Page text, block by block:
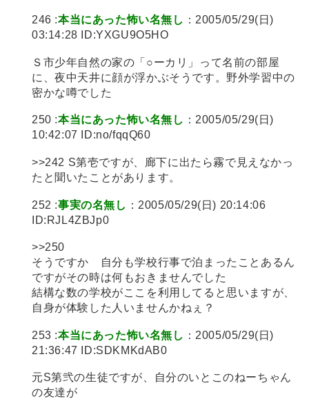
246 :本当にあった怖い名無し ：2005/05/29(日)
03:14:28 ID:YXGU9O5HO
Ｓ市少年自然の家の「○ーカリ」って名前の部屋
に、夜中天井に顔が浮かぶそうです。野外学習中の
密かな噂でした
250 :本当にあった怖い名無し ：2005/05/29(日)
10:42:07 ID:no/fqqQ60
>>242 S第壱ですが、廊下に出たら霧で見えなかっ
たと聞いたことがあります。
252 :事実の名無し ：2005/05/29(日) 20:14:06
ID:RJL4ZBJp0
>>250
そうですか 自分も学校行事で泊まったことあるん
ですがその時は何もおきませんでした
結構な数の学校がここを利用してると思いますが、
自身が体験した人いませんかねぇ？
253 :本当にあった怖い名無し ：2005/05/29(日)
21:36:47 ID:SDKMKdAB0
元S第弐の生徒ですが、自分のいとこのねーちゃん
の友達が